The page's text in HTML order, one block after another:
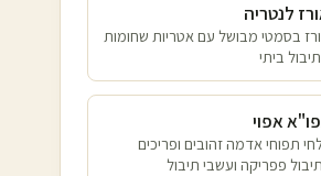
לנטריה
בסמטי מבושל עם אטריות שחומות
ביתי
אפוי
תפוחי אדמה זהובים ופריכים
פפריקה ועשבי תיבול